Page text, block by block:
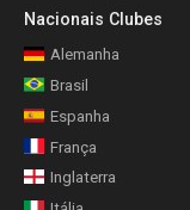
Nacionais Clubes
Alemanha
Brasil
Espanha
França
Inglaterra